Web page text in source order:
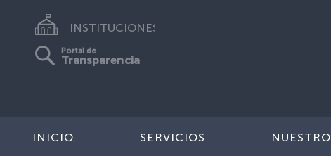
INSTITUCIONES
Portal de
Transparencia
INICIO SERVICIOS